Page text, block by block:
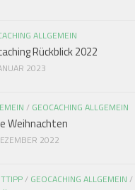
ALLGEMEIN
Rückblick 2022
2023
/ GEOCACHING ALLGEMEIN
Weihnachten
2022
/ GEOCACHING ALLGEMEIN /